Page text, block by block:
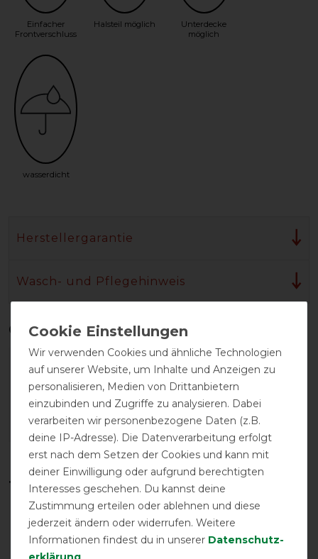
Einfacher
Frontverschluss
Halsteil möglich
Unterdecke
möglich
wasserdicht
Herstellergarantie
Wasch- und Pflegehinweis
Qualitätsstufen
Reißfestigkeit Wasserdichtigkeit
Temperaturbereich in °C*
Wir verwenden Cookies und ähnliche Technologien
auf unserer Website, um Inhalte und Anzeigen zu
personalisieren, Medien von Drittanbietern
einzubinden und Zugriffe zu analysieren. Dabei
verarbeiten wir personenbezogene Daten (z.B.
deine IP-Adresse). Die Datenverarbeitung erfolgt
erst nach dem Setzen der Cookies und kann mit
deiner Einwilligung oder aufgrund berechtigten
Interesses geschehen. Du kannst deine
Zustimmung erteilen oder ablehnen und diese
jederzeit ändern oder widerrufen. Weitere
Informationen findest du in unserer Daten­schutz­